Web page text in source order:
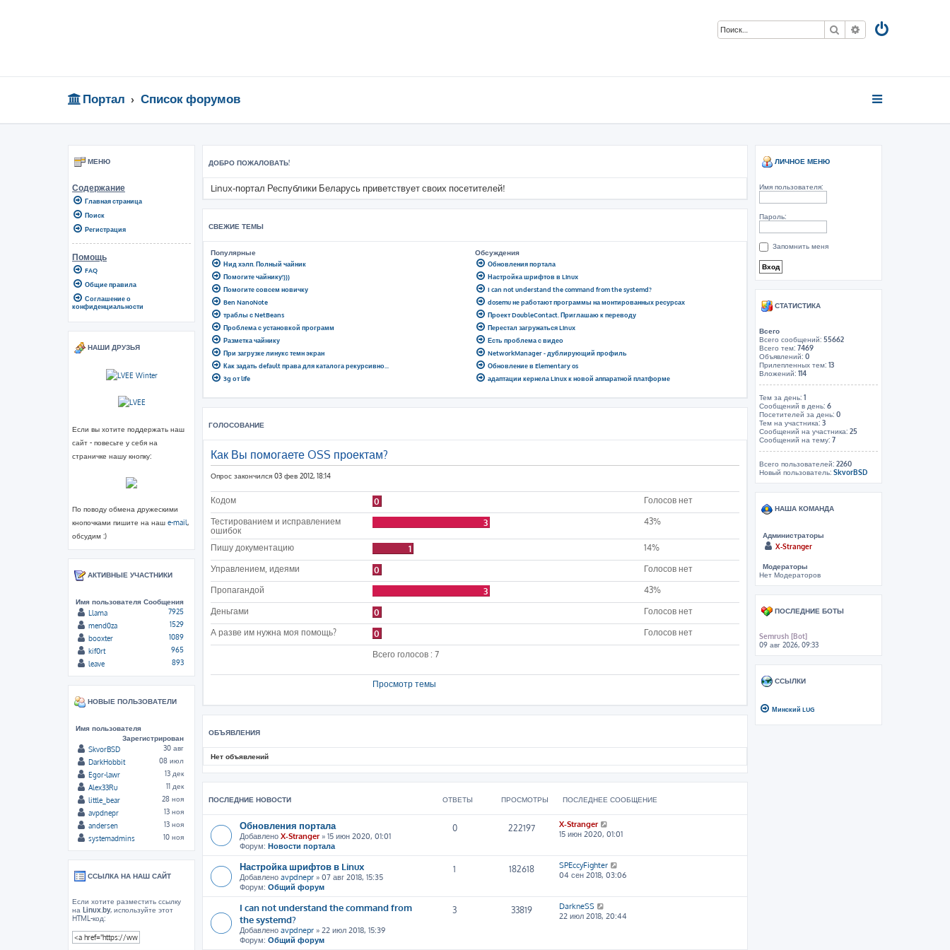
Поиск Расширенный
Портал Список форумов
ДОБРО ПОЖАЛОВАТЬ!
Linux-портал Республики Беларусь приветствует своих посетителей!
СВЕЖИЕ ТЕМЫ
Популярные Обсуждения
Нид хэлп. Полный чайник
Помогите чайнику!)))
Помогите совсем новичку
Ben NanoNote
траблы с NetBeans
Проблема с установкой программ
Разметка чайнику
При загрузке линукс темн экран
Как задать default права для каталога рекурсивно...
3g от life
Обновления портала
Настройка шрифтов в Linux
I can not understand the command from the systemd?
dosemu не работают программы на монтированных ресурсах
Проект DoubleContact. Приглашаю к переводу
Перестал загружаться Linux
Есть проблема с видео
NetworkManager - дублирующий профиль
Обновление в Elementary os
адаптации кернела Linux к новой аппаратной платформе
ГОЛОСОВАНИЕ
Как Вы помогаете OSS проектам?
Опрос закончился 03 фев 2012, 18:14
Кодом 0
Голосов нет
Тестированием и исправлением
ошибок
3 43%
Пишу документацию 1
14%
Управлением, идеями
0
Голосов нет
Пропагандой
3
43%
Деньгами
0
Голосов нет
А разве им нужна моя помощь?
0 Голосов нет
Всего голосов : 7
Просмотр темы
ОБЪЯВЛЕНИЯ
Нет объявлений
ПОСЛЕДНИЕ НОВОСТИ ОТВЕТЫ ПРОСМОТРЫ ПОСЛЕДНЕЕ СООБЩЕНИЕ
Обновления портала
Добавлено X-Stranger» 15 июн 2020, 01:01
Форум: Новости портала
0 222197 X-Stranger
е
е
й
т
о
15 июн 2020, 01:01
Настройка шрифтов в Linux
Добавлено avpdnepr » 07 авг 2018, 15:35
Форум: Общий форум
1 182618 SPEccyFighter
е
е
т
04 сен 2018, 03:06
I can not understand the command from
the systemd?
Добавлено avpdnepr » 22 июл 2018, 15:39
Форум: Общий форум
3 33819 DarkneSS
е
22 июл 2018, 20:44
МЕНЮ
Содержание
Главная страница
Поиск
Регистрация
Помощь
FAQ
Общие правила
Соглашение о
конфиденциальности
НАШИ ДРУЗЬЯ
Если вы хотите поддержать наш
сайт - повесьте у себя на
страничке нашу кнопку:
По поводу обмена дружескими
кнопочками пишите на наш e-mail,
обсудим :)
АКТИВНЫЕ УЧАСТНИКИ
Имя пользователя Сообщения
Llama
7925
mend0za
1529
booxter
1089
kif0rt
965
leave
893
НОВЫЕ ПОЛЬЗОВАТЕЛИ
Имя пользователя
Зарегистрирован
SkvorBSD
30 авг
DarkHobbit
08 июл
Egor-lawr
13 дек
Alex33Ru
11 дек
little_bear
28 ноя
avpdnepr
13 ноя
andersen
13 ноя
systemadmins
10 ноя
ССЫЛКА НА НАШ САЙТ
Если хотите разместить ссылку
на Linux.by, используйте этот
HTML-код:
ЛИЧНОЕ МЕНЮ
Имя пользователя:
Пароль:
Запомнить меня
СТАТИСТИКА
Всего
Всего сообщений: 55662
Всего тем: 7469
Объявлений: 0
Прилепленных тем: 13
Вложений: 114
Тем за день: 1
Сообщений в день: 6
Посетителей за день: 0
Тем на участника: 3
Сообщений на участника: 25
Сообщений на тему: 7
Всего пользователей: 2260
Новый пользователь: SkvorBSD
НАША КОМАНДА
Администраторы
X-Stranger
Модераторы
Нет Модераторов
ПОСЛЕДНИЕ БОТЫ
Semrush [Bot]
09 авг 2026, 09:33
ССЫЛКИ
Минский LUG